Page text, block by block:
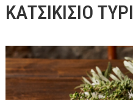
ΚΑΤΣΙΚΙΣΙΟ ΤΥΡΙ